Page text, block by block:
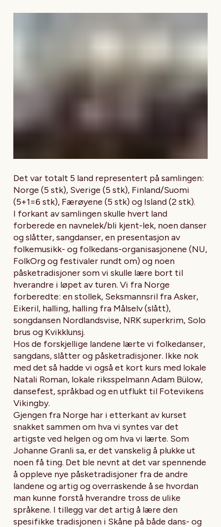
Det var totalt 5 land representert på samlingen:
Norge (5 stk), Sverige (5 stk), Finland/Suomi
(5+1=6 stk), Færøyene (5 stk) og Island (2 stk).
I forkant av samlingen skulle hvert land
forberede en navnelek/bli kjent-lek, noen danser
og slåtter, sangdanser, en presentasjon av
folkemusikk- og folkedans-organisasjonene (NU,
FolkOrg og festivaler rundt om) og noen
påsketradisjoner som vi skulle lære bort til
hverandre i løpet av turen. Vi fra Norge
forberedte: en stollek, Seksmannsril fra Asker,
Eikeril, halling, halling fra Målselv (slått),
songdansen Nordlandsvise, NRK superkrim, Solo
brus og Kvikklunsj.
Hos de forskjellige landene lærte vi folkedanser,
sangdans, slåtter og påsketradisjoner. Ikke nok
med det så hadde vi også et kort kurs med lokale
Natali Roman, lokale riksspelmann Adam Bülow,
dansefest, språkbad og en utflukt til Fotevikens
Vikingby.
Gjengen fra Norge har i etterkant av kurset
snakket sammen om hva vi syntes var det
artigste ved helgen og om hva vi lærte. Som
Johanne Granli sa, er det vanskelig å plukke ut
noen få ting. Det ble nevnt at det var spennende
å oppleve nye påsketradisjoner fra de andre
landene og artig og overraskende å se hvordan
man kunne forstå hverandre tross de ulike
språkene. I tillegg var det artig å lære den
spesifikke tradisjonen i Skåne på både dans- og